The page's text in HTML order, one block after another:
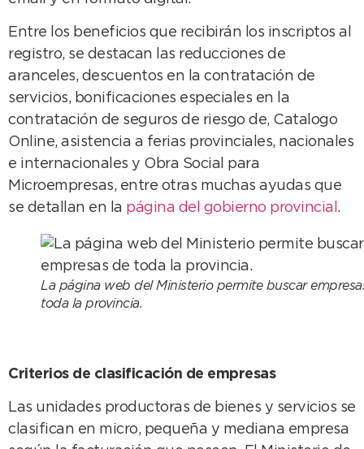
Entre los beneficios que recibirán los inscriptos al
registro, se destacan las reducciones de
aranceles, descuentos en la contratación de
servicios, bonificaciones especiales en la
contratación de seguros de riesgo de, Catalogo
Online, asistencia a ferias provinciales, nacionales
e internacionales y Obra Social para
Microempresas, entre otras muchas ayudas que
se detallan en la página del gobierno provincial .
La página web del Ministerio permite buscar
toda la provincia.
Criterios de clasificación de empresas
Las unidades productoras de bienes y servicios se
clasifican en micro, pequeña y mediana empresa